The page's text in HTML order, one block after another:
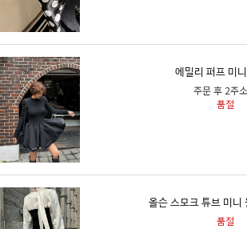
에밀리 퍼프 미
주문 후 2주
품절
올슨 스모크 튜브 미니
품절